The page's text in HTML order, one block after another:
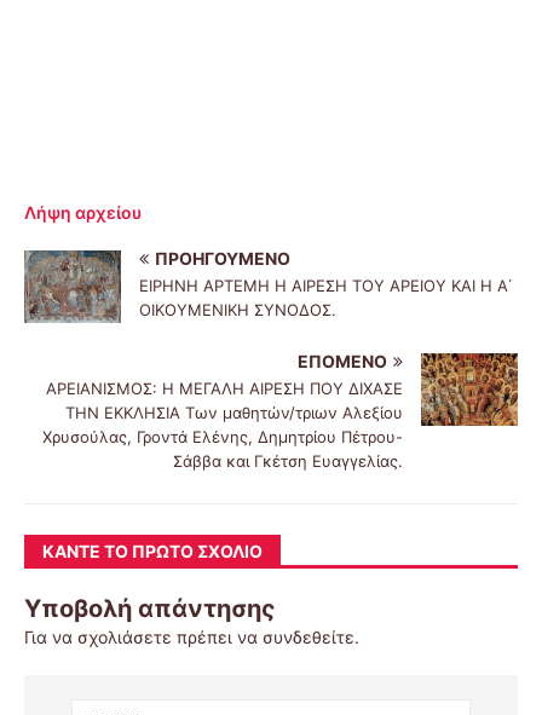
Λήψη αρχείου
ΠΡΟΗΓΟΎΜΕΝΟ
ΕΙΡΗΝΗ ΑΡΤΕΜΗ Η ΑΙΡΕΣΗ ΤΟΥ ΑΡΕΙΟΥ ΚΑΙ Η Α΄
ΟΙΚΟΥΜΕΝΙΚΗ ΣΥΝΟΔΟΣ.
ΕΠΌΜΕΝΟ
ΑΡΕΙΑΝΙΣΜΟΣ: Η ΜΕΓΑΛΗ ΑΙΡΕΣΗ ΠΟΥ ΔΙΧΑΣΕ
ΤΗΝ ΕΚΚΛΗΣΙΑ Των μαθητών/τριων Αλεξίου
Χρυσούλας, Γροντά Ελένης, Δημητρίου Πέτρου-
Σάββα και Γκέτση Ευαγγελίας.
ΚΆΝΤΕ ΤΟ ΠΡΏΤΟ ΣΧΌΛΙΟ
Υποβολή απάντησης
Για να σχολιάσετε πρέπει να συνδεθείτε.